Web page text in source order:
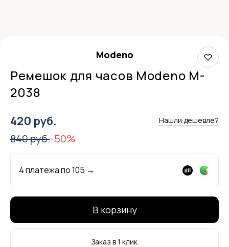
Modeno
Ремешок для часов Modeno M-
2038
420 руб. Нашли дешевле?
840 руб.-50%
4 платежа по105 →
В корзину
Заказ в 1 клик